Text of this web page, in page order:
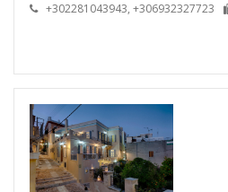
+302281043943, +306932327723